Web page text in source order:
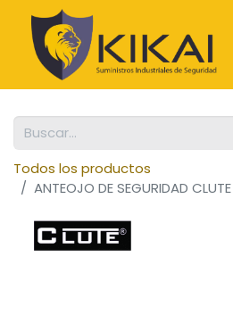
Todos los productos
ANTEOJO DE SEGURIDAD